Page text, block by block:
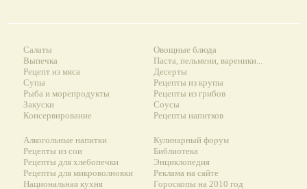
Салаты
Выпечка
Рецепт из мяса
Супы
Рыба и морепродукты
Закуски
Консервирование
Овощные блюда
Паста, пельмени, вареники...
Десерты
Рецепты из крупы
Рецепты из грибов
Соусы
Рецепты напитков
Алкогольные напитки
Рецепты из сои
Рецепты для хлебопечки
Рецепты для микроволновки
Национальная кухня
Кулинарный форум
Библиотека
Энциклопедия
Реклама на сайте
Гороскопы на 2010 год